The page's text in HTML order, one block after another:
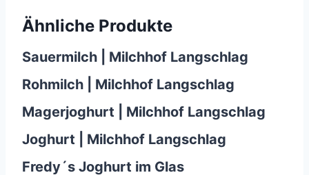
Ähnliche Produkte
Sauermilch | Milchhof Langschlag
Rohmilch | Milchhof Langschlag
Magerjoghurt | Milchhof Langschlag
Joghurt | Milchhof Langschlag
Fredy´s Joghurt im Glas